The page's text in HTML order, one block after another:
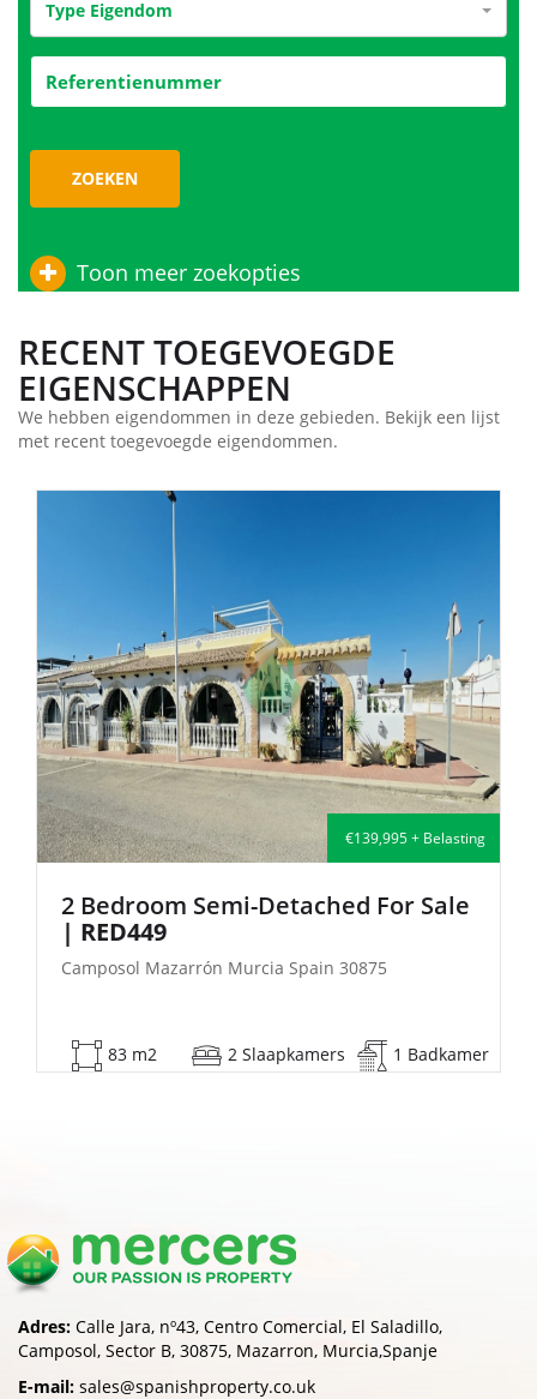
Type Eigendom
ZOEKEN
Toon meer zoekopties
RECENT TOEGEVOEGDE
EIGENSCHAPPEN
We hebben eigendommen in deze gebieden. Bekijk een lijst
met recent toegevoegde eigendommen.
€114,000 +
2 Bedroom Terraced For Sale|
CLAD451
Camposol Mazarrón Murcia Spain 30875
0 m2 2 Slaapkamers 1
Adres: Calle Jara, nº43, Centro Comercial, El Saladillo,
Camposol, Sector B, 30875, Mazarron, Murcia,Spanje
E-mail: sales@spanishproperty.co.uk